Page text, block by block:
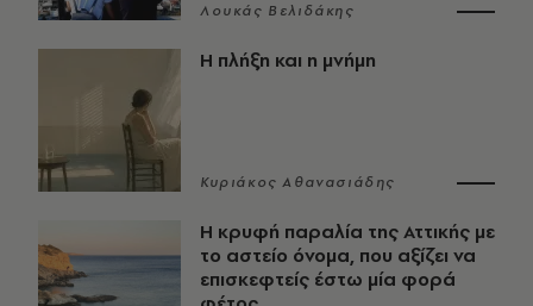
Λουκάς Βελιδάκης
Η πλήξη και η μνήμη
Κυριάκος Αθανασιάδης
Η κρυφή παραλία της Αττικής με
το αστείο όνομα, που αξίζει να
επισκεφτείς έστω μία φορά